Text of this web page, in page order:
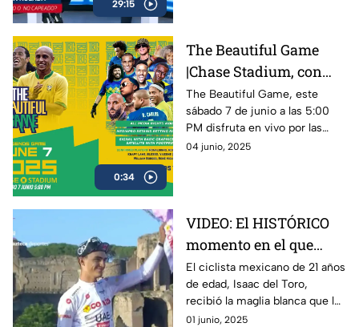
29:15
0:34
The Beautiful Game
|Chase Stadium, con
Ronaldinho y Roberto
Carlos | 7 de junio a las
5:00 PM
The Beautiful Game, este
sábado 7 de junio a las 5:00
PM disfruta en vivo por las
plataformas de Azteca
04 junio, 2025
VIDEO: El HISTÓRICO
momento en el que
Isaac del Toro recibe la
Maglia Blanca en el
Giro de Italia 2025
El ciclista mexicano de 21 años
de edad, Isaac del Toro,
recibió la maglia blanca que lo
acredita como el mejor menor
01 junio, 2025